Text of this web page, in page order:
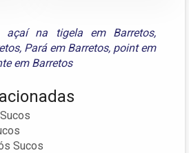
açaí na tigela em Barretos,
, Pará em Barretos, point em
em Barretos
Sucos